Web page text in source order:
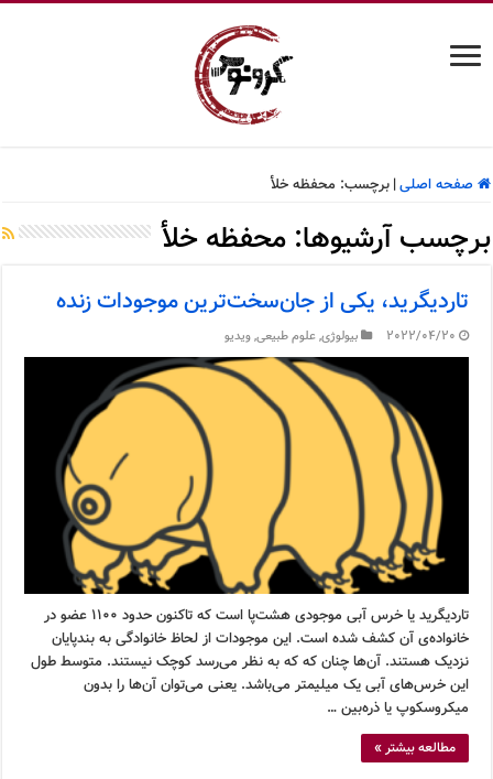
صفحه اصلی| برچسب: محفظه خلأ
برچسب آرشیوها:محفظه خلأ
تاردیگرید، یکی از جان‌سخت‌ترین موجودات زنده
2022/04/20 بیولوژی,علوم طبیعی,ویدیو
تاردیگرید یا خرس آبی موجودی هشت‌پا است که تاکنون حدود ۱۱۰۰ عضو در
خانواده‌ی آن کشف شده است. این موجودات از لحاظ خانوادگی به بندپایان
نزدیک هستند. آن‌ها چنان که که به نظر می‌رسد کوچک نیستند. متوسط طول
این خرس‌های آبی یک میلیمتر می‌باشد. یعنی می‌توان آن‌ها را بدون
میکروسکوپ یا ذره‌بین …
مطالعه بیشتر »